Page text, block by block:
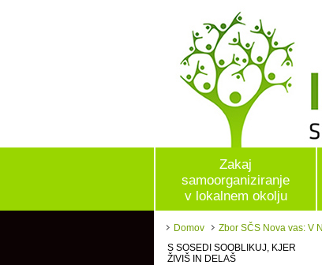
Zakaj
samoorganiziranje
v lokalnem okolju
Domov
Zbor SČS Nova vas: V
S SOSEDI SOOBLIKUJ, KJER
ŽIVIŠ IN DELAŠ